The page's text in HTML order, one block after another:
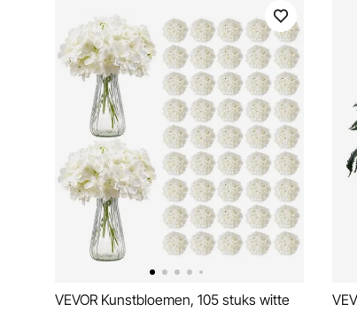
VEVOR Kunstbloemen, 105 stuks witte